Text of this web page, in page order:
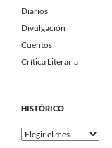
Diarios
Divulgación
Cuentos
Crítica Literaria
HISTÓRICO
Histórico